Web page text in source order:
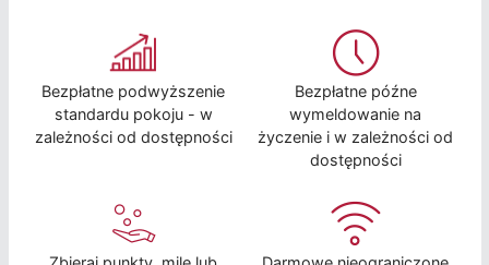
Bezpłatne podwyższenie
standardu pokoju - w
zależności od dostępności
Bezpłatne późne
wymeldowanie na
życzenie i w zależności od
dostępności